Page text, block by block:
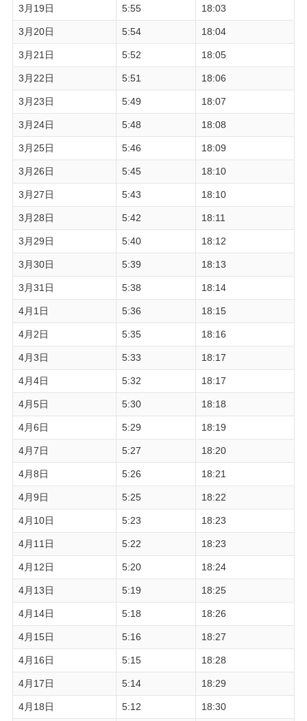
3月19日 5:55 18:03
3月20日 5:54 18:04
3月21日 5:52 18:05
3月22日 5:51 18:06
3月23日 5:49 18:07
3月24日 5:48 18:08
3月25日 5:46 18:09
3月26日 5:45 18:10
3月27日 5:43 18:10
3月28日 5:42 18:11
3月29日 5:40 18:12
3月30日 5:39 18:13
3月31日 5:38 18:14
4月1日 5:36 18:15
4月2日 5:35 18:16
4月3日 5:33 18:17
4月4日 5:32 18:17
4月5日 5:30 18:18
4月6日 5:29 18:19
4月7日 5:27 18:20
4月8日 5:26 18:21
4月9日 5:25 18:22
4月10日 5:23 18:23
4月11日 5:22 18:23
4月12日 5:20 18:24
4月13日 5:19 18:25
4月14日 5:18 18:26
4月15日 5:16 18:27
4月16日 5:15 18:28
4月17日 5:14 18:29
4月18日 5:12 18:30